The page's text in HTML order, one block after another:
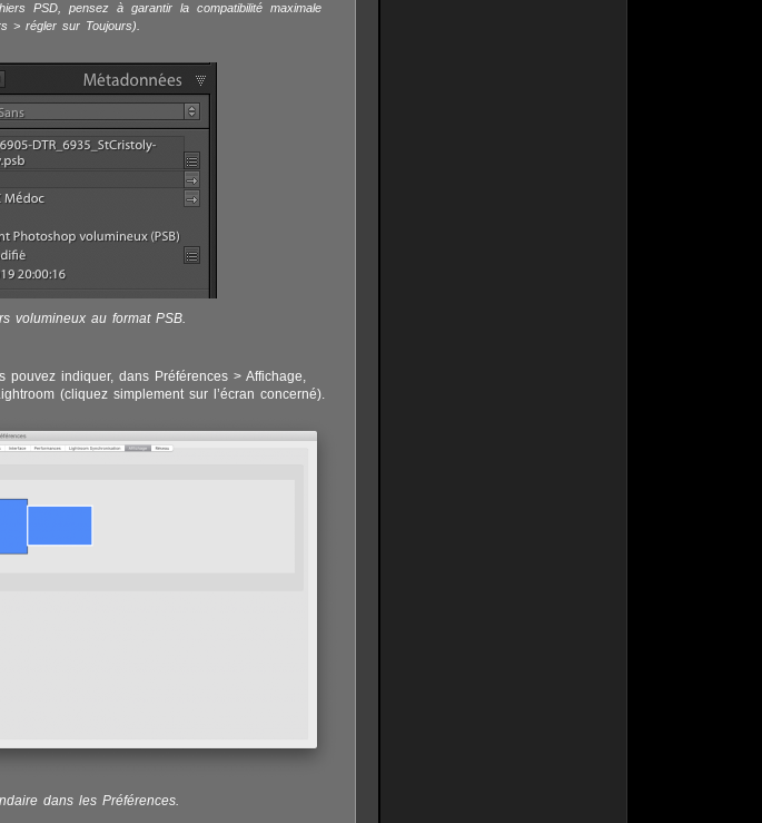
PSD, pensez à garantir la compatibilité maximale
> régler sur Toujours).
volumineux au format PSB.
indiquer, dans Préférences > Affichage,
(cliquez simplement sur l’écran concerné).
dans les Préférences.